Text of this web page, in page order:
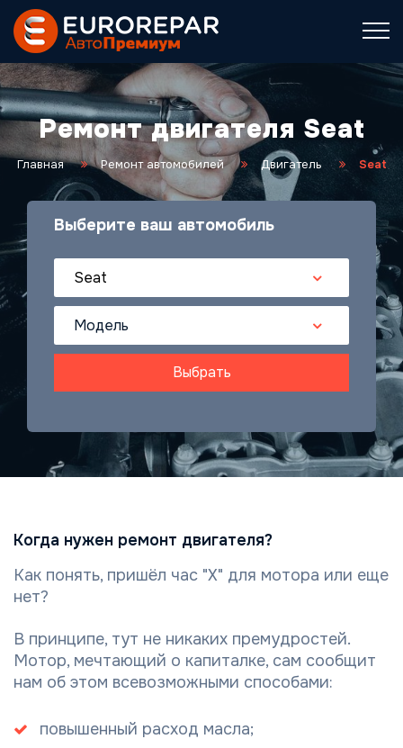
Ремонт двигателя Seat
Главная Ремонт автомобилей Двигатель Seat
Выберите ваш автомобиль
Seat
Модель
Выбрать
Когда нужен ремонт двигателя?
Как понять, пришёл час "Х" для мотора или еще
нет?
В принципе, тут не никаких премудростей.
Мотор, мечтающий о капиталке, сам сообщит
нам об этом всевозможными способами:
повышенный расход масла;